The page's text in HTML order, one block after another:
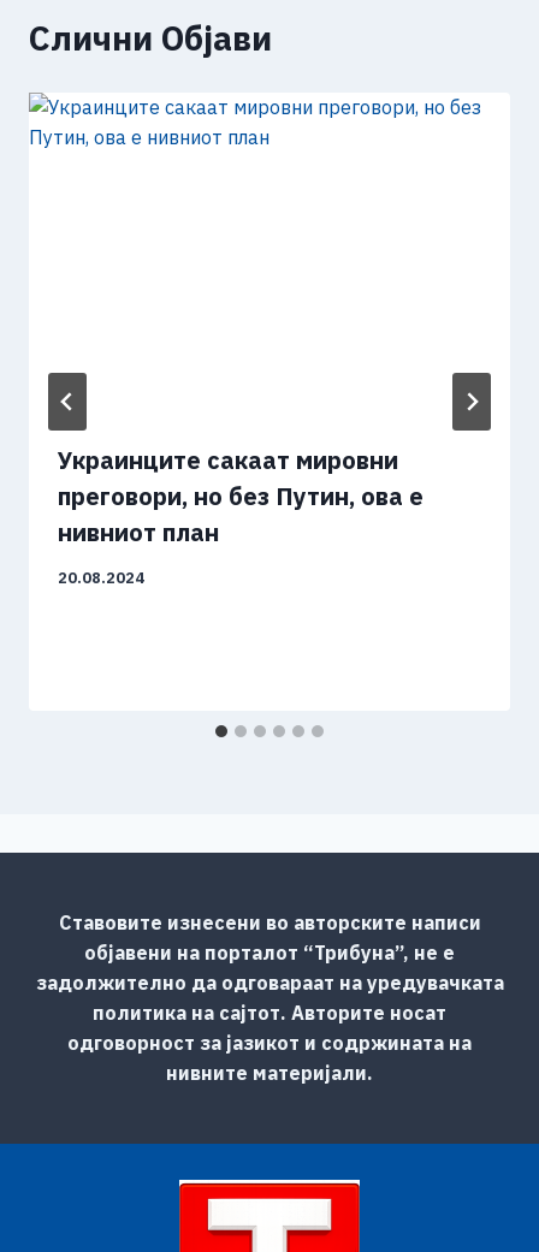
Слични Објави
Украинците сакаат мировни
преговори, но без Путин, ова е
нивниот план
20.08.2024
Ставовите изнесени во авторските написи
објавени на порталот “Трибуна”, не е
задолжително да одговараат на уредувачката
политика на сајтот. Авторите носат
одговорност за јазикот и содржината на
нивните материјали.